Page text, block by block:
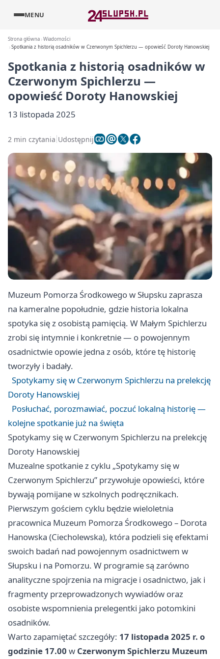
MENU
Strona główna Wiadomości
Spotkania z historią osadników w Czerwonym Spichlerzu — opowieść Doroty Hanowskiej
Spotkania z historią osadników w
Czerwonym Spichlerzu —
opowieść Doroty Hanowskiej
13 listopada 2025
2 min czytania Udostępnij
Muzeum Pomorza Środkowego w Słupsku zaprasza
na kameralne popołudnie, gdzie historia lokalna
spotyka się z osobistą pamięcią. W Małym Spichlerzu
zrobi się intymnie i konkretnie — o powojennym
osadnictwie opowie jedna z osób, które tę historię
tworzyły i badały.
Spotykamy się w Czerwonym Spichlerzu na prelekcję
Doroty Hanowskiej
Posłuchać, porozmawiać, poczuć lokalną historię —
kolejne spotkanie już na święta
Spotykamy się w Czerwonym Spichlerzu na prelekcję
Doroty Hanowskiej
Muzealne spotkanie z cyklu „Spotykamy się w
Czerwonym Spichlerzu” przywołuje opowieści, które
bywają pomijane w szkolnych podręcznikach.
Pierwszym gościem cyklu będzie wieloletnia
pracownica Muzeum Pomorza Środkowego – Dorota
Hanowska (Ciecholewska), która podzieli się efektami
swoich badań nad powojennym osadnictwem w
Słupsku i na Pomorzu. W programie są zarówno
analityczne spojrzenia na migracje i osadnictwo, jak i
fragmenty przeprowadzonych wywiadów oraz
osobiste wspomnienia prelegentki jako potomkini
osadników.
Warto zapamiętać szczegóły: 17 listopada 2025 r. o
godzinie 17.00 w Czerwonym Spichlerzu Muzeum